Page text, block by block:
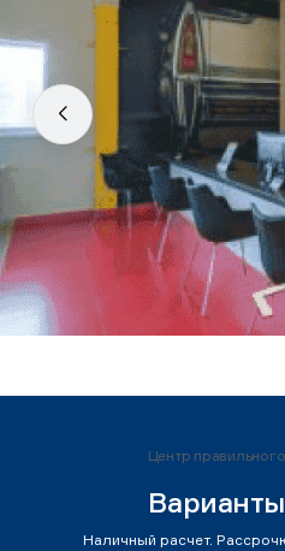
Центр
Наличный расчет.